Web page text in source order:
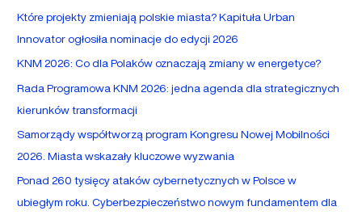
l
a
:
Które projekty zmieniają polskie miasta? Kapituła Urban
Innovator ogłosiła nominacje do edycji 2026
KNM 2026: Co dla Polaków oznaczają zmiany w energetyce?
Rada Programowa KNM 2026: jedna agenda dla strategicznych
kierunków transformacji
Samorządy współtworzą program Kongresu Nowej Mobilności
2026. Miasta wskazały kluczowe wyzwania
Ponad 260 tysięcy ataków cybernetycznych w Polsce w
ubiegłym roku. Cyberbezpieczeństwo nowym fundamentem dla